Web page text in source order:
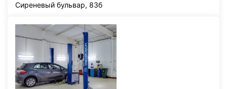
Сиреневый бульвар, 83б